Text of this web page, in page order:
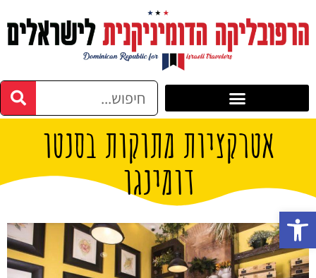
אטרקציות מתוקות בסנטו
דומינגו
פתח סרגל נגישות